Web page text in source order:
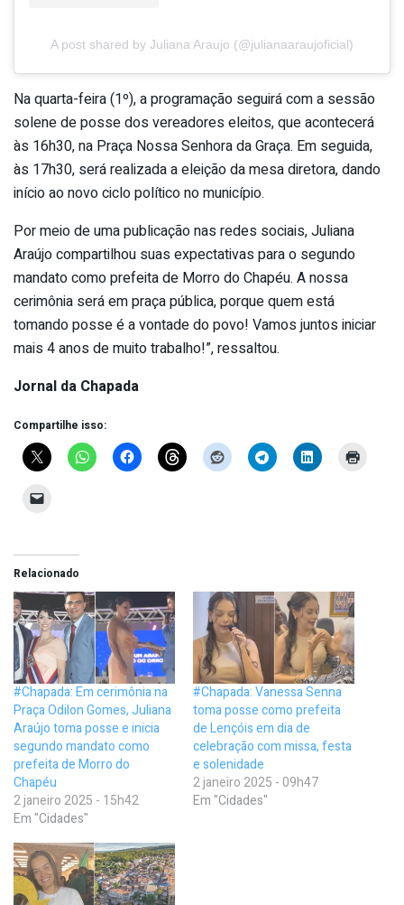
A post shared by Juliana Araujo (@julianaaraujoficial)
Na quarta-feira (1º), a programação seguirá com a sessão
solene de posse dos vereadores eleitos, que acontecerá
às 16h30, na Praça Nossa Senhora da Graça. Em seguida,
às 17h30, será realizada a eleição da mesa diretora, dando
início ao novo ciclo político no município.
Por meio de uma publicação nas redes sociais, Juliana
Araújo compartilhou suas expectativas para o segundo
mandato como prefeita de Morro do Chapéu. A nossa
cerimônia será em praça pública, porque quem está
tomando posse é a vontade do povo! Vamos juntos iniciar
mais 4 anos de muito trabalho!”, ressaltou.
Jornal da Chapada
Compartilhe isso:
Relacionado
#Chapada: Em cerimônia na
Praça Odilon Gomes, Juliana
Araújo toma posse e inicia
segundo mandato como
prefeita de Morro do
Chapéu
2 janeiro 2025 - 15h42
Em "Cidades"
#Chapada: Vanessa Senna
toma posse como prefeita
de Lençóis em dia de
celebração com missa, festa
e solenidade
2 janeiro 2025 - 09h47
Em "Cidades"